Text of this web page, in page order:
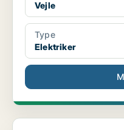
Vejle
Type
Elektriker
Senior Electrical Engineer